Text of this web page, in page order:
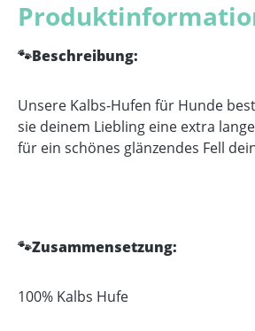
🐾Beschreibung:
Unsere Kalbs-Hufen für Hunde
sie deinem Liebling eine extra
für ein schönes glänzendes Fell
🐾Zusammensetzung:
100% Kalbs Hufe